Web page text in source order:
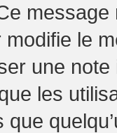
le
une note
les